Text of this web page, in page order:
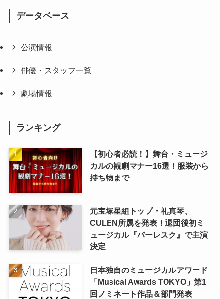
データベース
公演情報
俳優・スタッフ一覧
劇場情報
ランキング
【初心者必読！】舞台・ミュージ
カルの観劇マナー16選！服装から
持ち物まで
元宝塚星組トップ・礼真琴、
CULEN所属を発表！退団後初ミ
ュージカル『バーレスク』で主演
決定
日本独自のミュージカルアワード
「Musical Awards TOKYO」第1
回ノミネート作品＆部門発表